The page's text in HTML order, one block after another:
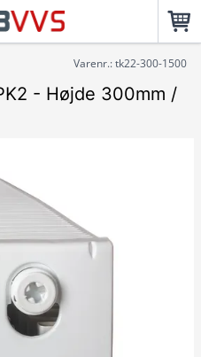
Varenr.: tk22-300-1500
- Højde 300mm /